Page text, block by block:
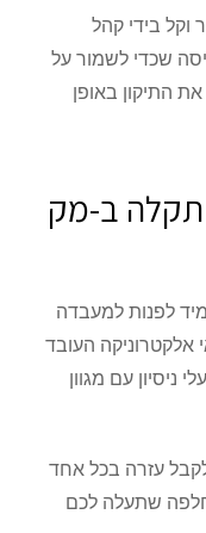
וקל בידי קהל
שכדי לשמור על
התיקון באופן
ב-מק
לפנות למעבדה
אלקטרוניקה העובד
עם מגוון
עזרה בכל אחד
שתעלה לכם